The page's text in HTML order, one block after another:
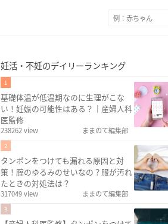
妊活・不妊のデイリーランキング
1
基礎体温が低温期なのに生理がこな
い！妊娠の可能性はある？｜産婦人科
医監修
238262 view ままのて編集部
2
タンポンをつけても漏れる原因と対
策！腟のゆるみのせいなの？服が汚れ
たときの対処法は？
317049 view ままのて編集部
3